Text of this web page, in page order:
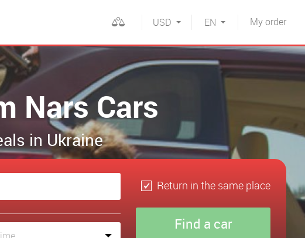
Myorder
EN
USD
Nars Cars
in Ukraine
Return in the same place